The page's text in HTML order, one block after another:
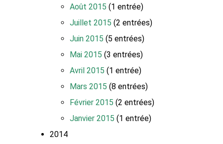
Août 2015 (1 entrée)
Juillet 2015 (2 entrées)
Juin 2015 (5 entrées)
Mai 2015 (3 entrées)
Avril 2015 (1 entrée)
Mars 2015 (8 entrées)
Février 2015 (2 entrées)
Janvier 2015 (1 entrée)
2014